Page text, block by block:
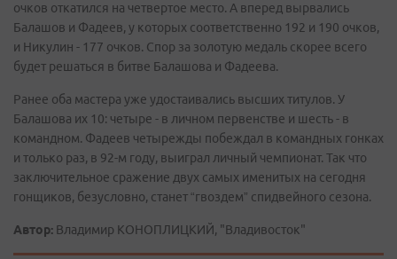
очков откатился на четвертое место. А вперед вырвались
Балашов и Фадеев, у которых соответственно 192 и 190 очков,
и Никулин - 177 очков. Спор за золотую медаль скорее всего
будет решаться в битве Балашова и Фадеева.
Ранее оба мастера уже удостаивались высших титулов. У
Балашова их 10: четыре - в личном первенстве и шесть - в
командном. Фадеев четырежды побеждал в командных гонках
и только раз, в 92-м году, выиграл личный чемпионат. Так что
заключительное сражение двух самых именитых на сегодня
гонщиков, безусловно, станет “гвоздем” спидвейного сезона.
Автор: Владимир КОНОПЛИЦКИЙ, "Владивосток"